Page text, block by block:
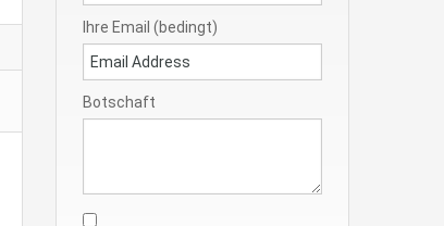
Ihre Email (bedingt)
Botschaft